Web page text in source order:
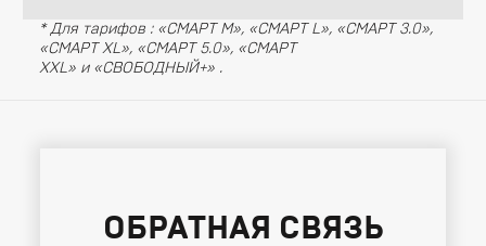
* Для тарифов : «СМАРТ M», «СМАРТ L», «СМАРТ 3.0»,
«СМАРТ XL», «СМАРТ 5.0», «СМАРТ
XXL» и «СВОБОДНЫЙ+» .
ОБРАТНАЯ СВЯЗЬ